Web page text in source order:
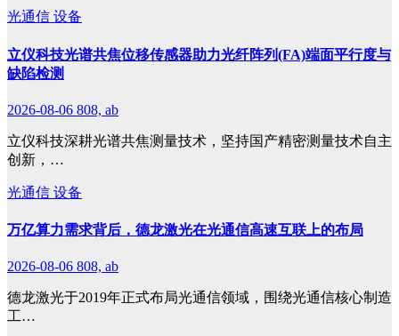
光通信 设备
立仪科技光谱共焦位移传感器助力光纤阵列(FA)端面平行度与
缺陷检测
2026-08-06 808, ab
立仪科技深耕光谱共焦测量技术，坚持国产精密测量技术自主
创新，…
光通信 设备
万亿算力需求背后，德龙激光在光通信高速互联上的布局
2026-08-06 808, ab
德龙激光于2019年正式布局光通信领域，围绕光通信核心制造
工…